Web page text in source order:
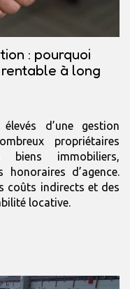
: pourquoi
à long
d’une gestion
propriétaires
biens immobiliers,
honoraires d’agence.
coûts indirects et des
locative.